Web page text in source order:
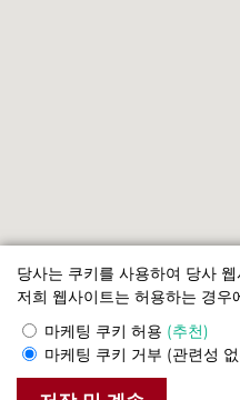
부티크 호텔 Seven
© 2026 공식 웹사이트
당사는 쿠키를 사용하여 당사
저희 웹사이트는 허용하는 경
마케팅 쿠키 허용 (추천)
마케팅 쿠키 거부 (관련성